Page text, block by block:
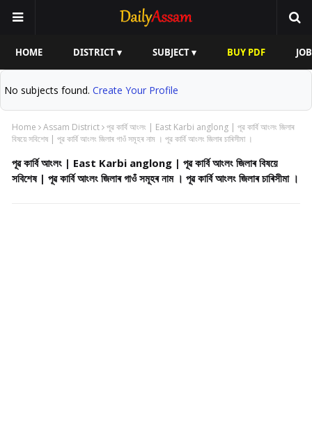
HOME DISTRICT ▾ SUBJECT ▾ BUY PDF
No subjects found. Create Your Profile
Home Assam District পূৱ কাৰ্বি আংলং | East Karbi anglong | পূৱ কাৰ্বি আংলং জিলাৰ
বিষয়ে সবিশেষ | পূৱ কাৰ্বি আংলং জিলাৰ গাওঁ সমূহৰ নাম । পূৱ কাৰ্বি আংলং জিলাৰ চাৰিসীমা ।
পূৱ কাৰ্বি আংলং | East Karbi anglong | পূৱ কাৰ্বি আংলং জিলাৰ বিষয়ে
সবিশেষ | পূৱ কাৰ্বি আংলং জিলাৰ গাওঁ সমূহৰ নাম । পূৱ কাৰ্বি আংলং জিলাৰ চাৰিসীমা ।